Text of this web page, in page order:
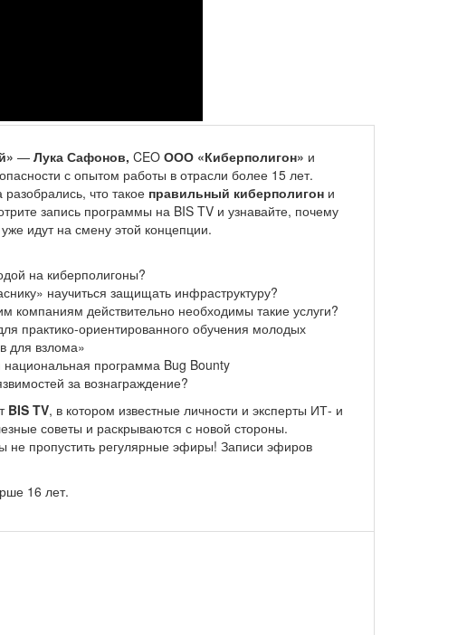
— Лука Сафонов, CEO ООО «Киберполигон» и
с опытом работы в отрасли более 15 лет.
что такое правильный киберполигон и
запись программы на BIS TV и узнавайте, почему
идут на смену этой концепции.
на киберполигоны?
научиться защищать инфраструктуру?
компаниям действительно необходимы такие услуги?
практико-ориентированного обучения молодых
для взлома»
национальная программа Bug Bounty
за вознаграждение?
BIS TV, в котором известные личности и эксперты ИТ- и
советы и раскрываются с новой стороны.
не пропустить регулярные эфиры! Записи эфиров
16 лет.